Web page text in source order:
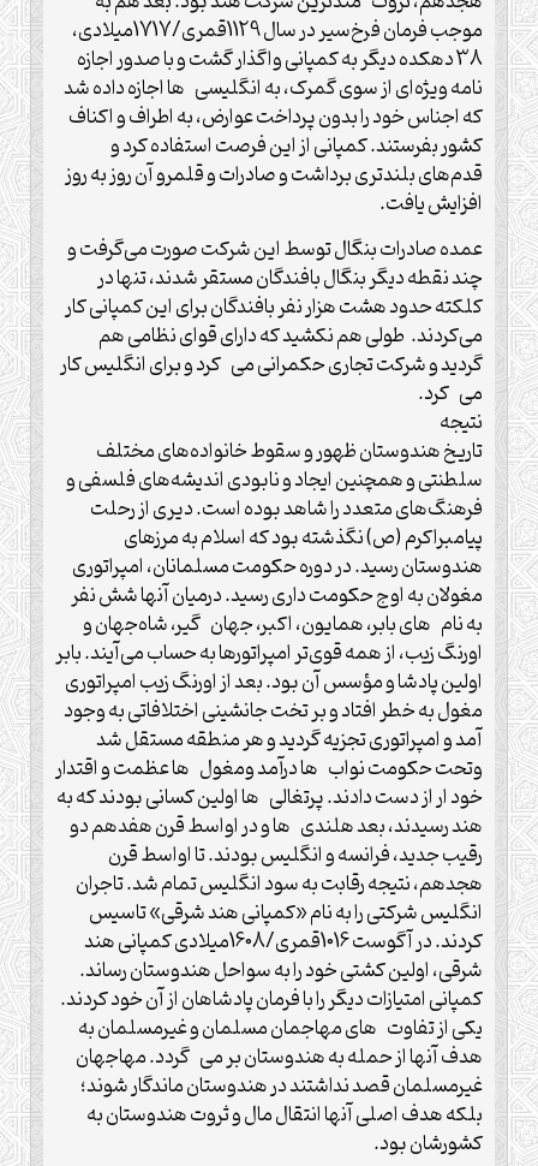
موجب فرمان فرخ‌سیر در سال 1129قمری/1717میلادی،
38 دهکده دیگر به کمپانی واگذار گشت و با صدور اجازه
‌نامه ویژه‌ای از سوی گمرک، به انگلیسی ها اجازه داده شد
که اجناس خود را بدون پرداخت عوارض، به اطراف و اکناف
کشور بفرستند. کمپانی از این فرصت استفاده کرد و
قدم‌های بلندتری برداشت و صادرات و قلمرو آن روز به روز
افزایش یافت.
عمده صادرات بنگال توسط این شرکت صورت می‌گرفت و
چند نقطه دیگر بنگال بافندگان مستقر شدند، تنها در
کلکته حدود هشت هزار نفر بافندگان برای این کمپانی کار
می‌کردند. طولی هم نکشید که دارای قوای نظامی هم
گردید و شرکت تجاری حکمرانی می کرد و برای انگلیس کار
می کرد.
نتیجه
تاریخ هندوستان ظهور و سقوط خانواده‌های مختلف
سلطنتی و همچنین ایجاد و نابودی اندیشه‌های فلسفی و
فرهنگ‌های متعدد را شاهد بوده است. دیری از رحلت
پیامبراکرم (ص) نگذشته بود که اسلام به مرزهای
هندوستان رسید. در دوره حکومت مسلمانان، امپراتوری
مغولان به اوج حکومت داری رسید. درمیان آنها شش نفر
به نام های بابر، همایون، اکبر، جهان گیر، شاه‌جهان و
اورنگ زیب، از همه قوی‌تر امپراتورها به حساب می‌آیند. بابر
اولین پادشا و مؤسس آن بود. بعد از اورنگ زیب امپراتوری
مغول به خطر افتاد و بر تخت جانشینی اختلافاتی به وجود
آمد و امپراتوری تجزیه گردید و هر منطقه مستقل شد
وتحت حکومت نواب ها درآمد ومغول ها عظمت و اقتدار
خود ار از دست دادند. پرتغالی ها اولین کسانی بودند که به
هند رسیدند، بعد هلندی ها و در اواسط قرن هفدهم دو
رقیب جدید، فرانسه و انگلیس بودند. تا اواسط قرن
هجدهم، نتیجه رقابت به سود انگلیس تمام شد. تاجران
انگلیس شرکتی را به نام «کمپانی هند شرقی» تاسیس
کردند. در آگوست 1016قمری/1608میلادی کمپانی هند
شرقی، اولین کشتی خود را به سواحل هندوستان رساند.
کمپانی امتیازات دیگر را با فرمان‏ پادشاهان از آن خود کردند.
یکی از تفاوت های مهاجمان مسلمان و غیرمسلمان به
هدف آنها از حمله به هندوستان بر می گردد. مهاجهان
غیرمسلمان قصد نداشتند در هندوستان ماندگار شوند؛
بلکه هدف اصلی آنها انتقال مال و ثروت هندوستان به
کشورشان بود.